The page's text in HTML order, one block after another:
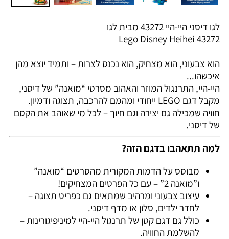
לגו דיסני היי-היי 43272 מבית לגו
Lego Disney Heihei 43272
הוא צבעוני, הוא מצחיק, הוא נכנס לצרות – ותמיד יוצא מהן
איכשהו...
היי-היי, התרנגול המוזר והאהוב מסרטי “מואנה” של דיסני,
מקבל דגם LEGO ייחודי ומהמם להרכבה, תצוגה ודמיון.
חוויה שמכילה גם יצירה וגם חיוך – לכל מי שאוהב את הקסם
של דיסני.
למה תתאהבו בדגם הזה?
מבוסס על הדמות המקורית מהסרטים “מואנה”
ו”מואנה 2” – עם כל הפרטים המצחיקים!
עיצוב צבעוני ומרהיב שמתאים גם כפריט תצוגה –
לחדר ילדים, סלון או מדף דיסני.
כולל גם דגם קטן של תרנגול היי-היי למיניפיגורינות –
להשלמת החוויה.